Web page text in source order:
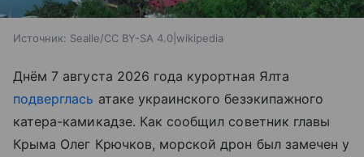
Источник: Sealle/CC BY-SA 4.0|wikipedia
Днём 7 августа 2026 года курортная Ялта
подверглась атаке украинского безэкипажного
катера-камикадзе. Как сообщил советник главы
Крыма Олег Крючков, морской дрон был замечен у